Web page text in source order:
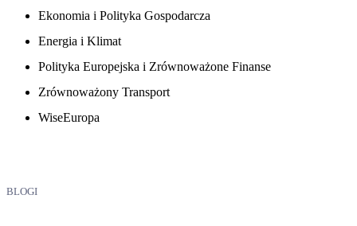
Ekonomia i Polityka Gospodarcza
Energia i Klimat
Polityka Europejska i Zrównoważone Finanse
Zrównoważony Transport
WiseEuropa
BLOGI